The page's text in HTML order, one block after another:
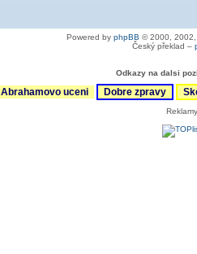
Powered by phpBB © 2000,
Český překlad –
Odkazy na dalsi
Abrahamovo uceni Dobre zpravy
Reklamy